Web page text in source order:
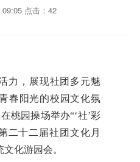
点击： 42
力，展现社团多元魅
春阳光的校园文化氛
桃园操场举办“‘社’彩
二十二届社团文化月
化游园会。